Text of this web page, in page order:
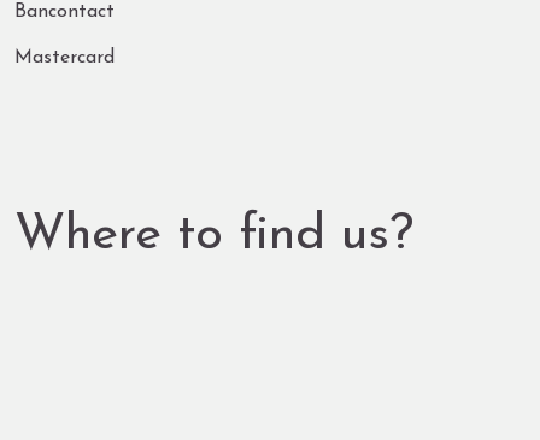
Bancontact
Mastercard
Where to find us?